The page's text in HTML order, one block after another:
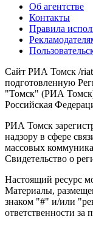
Об агентстве
Контакты
Правила
Сайт РИА Томск /
подготовленную
"Томск" (РИА Томск)
Российская
РИА Томск
надзору в сфере
массовых
Свидетельство о
Настоящий ресурс
Материалы,
знаком "#" и/или
ответственности за